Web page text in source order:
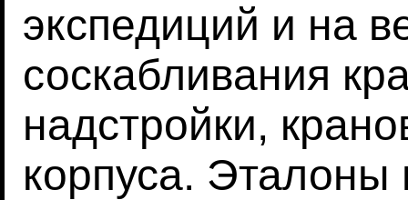
экспедиций и на
соскабливания
надстройки,
корпуса.